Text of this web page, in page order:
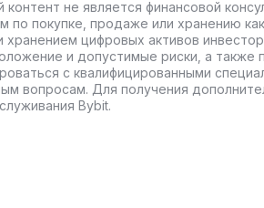
контент не является финансовой
по покупке, продаже или хранению
хранением цифровых активов
и допустимые риски, а также
с квалифицированными
вопросам. Для получения
Bybit.